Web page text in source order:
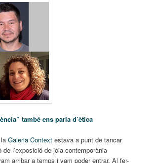
també ens parla d’ètica
laGaleria Context estava a punt de tancar
de l’exposició de joia contemporània
arribar a temps i vam poder entrar. Al fer-